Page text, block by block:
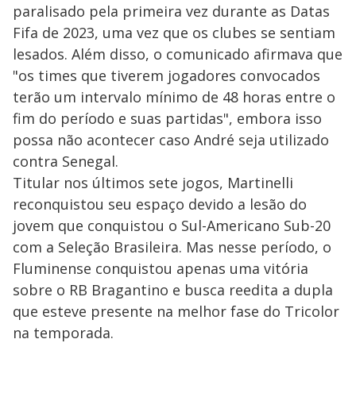
paralisado pela primeira vez durante as Datas
Fifa de 2023, uma vez que os clubes se sentiam
lesados. Além disso, o comunicado afirmava que
"os times que tiverem jogadores convocados
terão um intervalo mínimo de 48 horas entre o
fim do período e suas partidas", embora isso
possa não acontecer caso André seja utilizado
contra Senegal.
Titular nos últimos sete jogos, Martinelli
reconquistou seu espaço devido a lesão do
jovem que conquistou o Sul-Americano Sub-20
com a Seleção Brasileira. Mas nesse período, o
Fluminense conquistou apenas uma vitória
sobre o RB Bragantino e busca reedita a dupla
que esteve presente na melhor fase do Tricolor
na temporada.